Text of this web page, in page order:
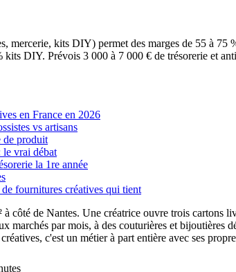
mercerie, kits DIY) permet des marges de 55 à
DIY. Prévois 3 000 à 7 000 € de trésorerie et
en France en 2026
vs artisans
de produit
vrai débat
la 1re année
fournitures créatives qui tient
côté de Nantes. Une créatrice ouvre trois
marchés par mois, à des couturières et
c'est un métier à part entière avec ses